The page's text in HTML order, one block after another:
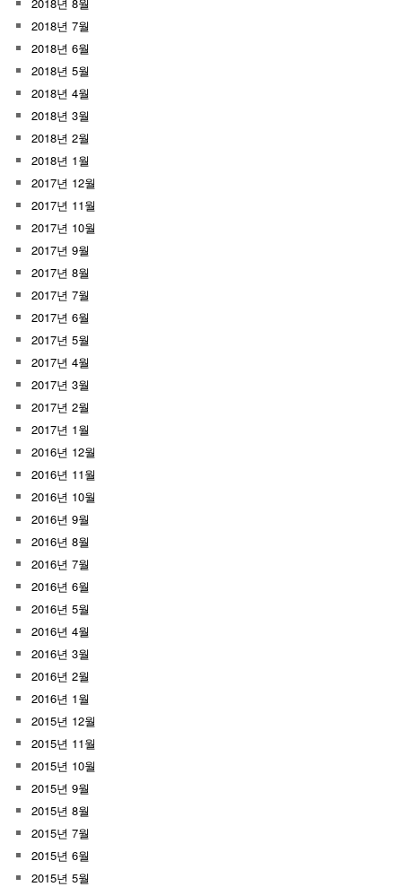
2018년 7월
2018년 6월
2018년 5월
2018년 4월
2018년 3월
2018년 2월
2018년 1월
2017년 12월
2017년 11월
2017년 10월
2017년 9월
2017년 8월
2017년 7월
2017년 6월
2017년 5월
2017년 4월
2017년 3월
2017년 2월
2017년 1월
2016년 12월
2016년 11월
2016년 10월
2016년 9월
2016년 8월
2016년 7월
2016년 6월
2016년 5월
2016년 4월
2016년 3월
2016년 2월
2016년 1월
2015년 12월
2015년 11월
2015년 10월
2015년 9월
2015년 8월
2015년 7월
2015년 6월
2015년 5월